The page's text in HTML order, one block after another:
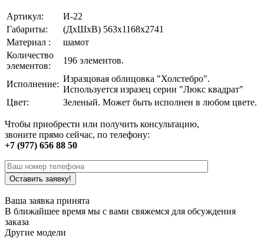
Артикул:
И-22
Габариты:
(ДхШхВ) 563х1168х2741
Материал :
шамот
Количество
элементов:
196 элементов.
Исполнение:
Изразцовая облицовка "Холстебро".
Используется изразец серии "Люкс квадрат"
Цвет:
Зеленый. Может быть исполнен в любом цвете.
Чтобы приобрести или получить консультацию,
звоните прямо сейчас, по телефону:
+7 (977) 656 88 50
Ваша заявка принята
В ближайшее время мы с вами свяжемся для обсуждения
заказа
Другие модели